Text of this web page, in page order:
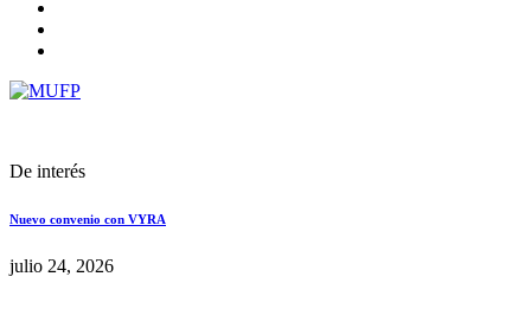
De interés
Nuevo convenio con VYRA
julio 24, 2026